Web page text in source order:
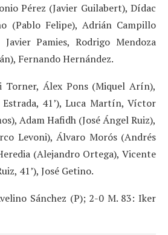
Pérez (Javier Guilabert), Dídac
(Pablo Felipe), Adrián Campillo
Pamies, Rodrigo Mendoza
Fernando Hernández.
Torner, Álex Pons (Miquel Arín),
41’), Luca Martín, Víctor
Adam Hafidh (José Ángel Ruiz),
Levoni), Álvaro Morós (Andrés
(Alejandro Ortega), Vicente
41’), José Getino.
Sánchez (P); 2-0 M. 83: Iker